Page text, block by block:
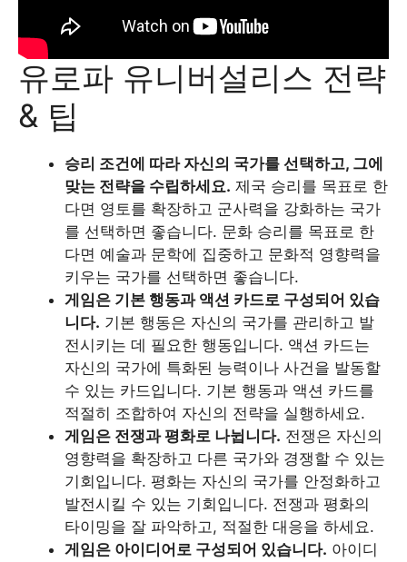
유로파 유니버설리스 전략
& 팁
승리 조건에 따라 자신의 국가를 선택하고, 그에
맞는 전략을 수립하세요. 제국 승리를 목표로 한
다면 영토를 확장하고 군사력을 강화하는 국가
를 선택하면 좋습니다. 문화 승리를 목표로 한
다면 예술과 문학에 집중하고 문화적 영향력을
키우는 국가를 선택하면 좋습니다.
게임은 기본 행동과 액션 카드로 구성되어 있습
니다. 기본 행동은 자신의 국가를 관리하고 발
전시키는 데 필요한 행동입니다. 액션 카드는
자신의 국가에 특화된 능력이나 사건을 발동할
수 있는 카드입니다. 기본 행동과 액션 카드를
적절히 조합하여 자신의 전략을 실행하세요.
게임은 전쟁과 평화로 나뉩니다. 전쟁은 자신의
영향력을 확장하고 다른 국가와 경쟁할 수 있는
기회입니다. 평화는 자신의 국가를 안정화하고
발전시킬 수 있는 기회입니다. 전쟁과 평화의
타이밍을 잘 파악하고, 적절한 대응을 하세요.
게임은 아이디어로 구성되어 있습니다. 아이디